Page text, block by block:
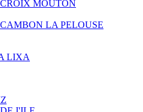
MOUTON
LA PELOUSE
LIXA